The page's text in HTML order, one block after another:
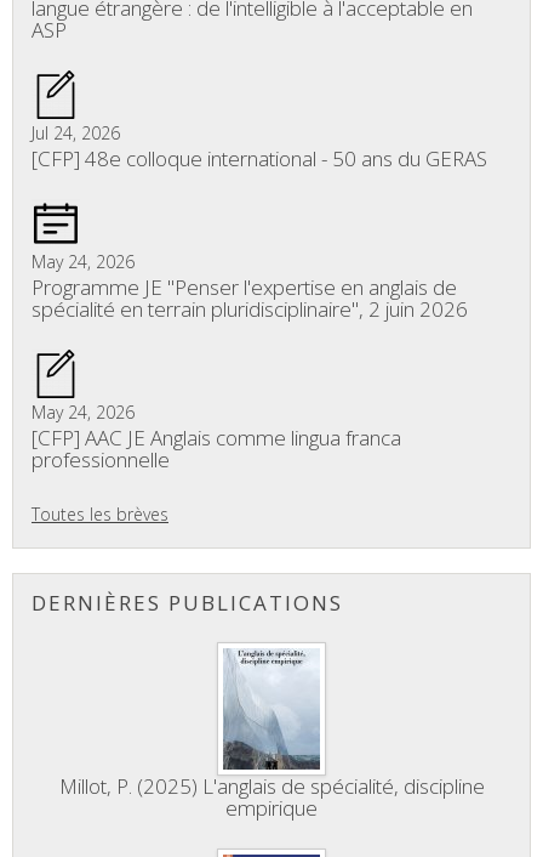
langue étrangère : de l'intelligible à l'acceptable en
ASP
Jul 24, 2026
[CFP] 48e colloque international - 50 ans du GERAS
May 24, 2026
Programme JE "Penser l'expertise en anglais de
spécialité en terrain pluridisciplinaire", 2 juin 2026
May 24, 2026
[CFP] AAC JE Anglais comme lingua franca
professionnelle
Toutes les brèves
DERNIÈRES PUBLICATIONS
Millot, P. (2025) L'anglais de spécialité, discipline
empirique